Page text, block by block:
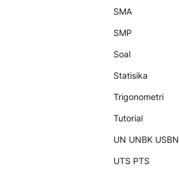
SMA
SMP
Soal
Statisika
Trigonometri
Tutorial
UN UNBK USBN
UTS PTS